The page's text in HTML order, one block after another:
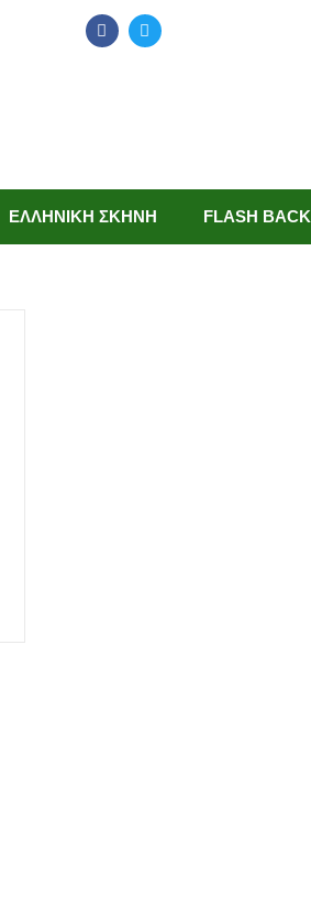
ΕΛΛΗΝΙΚΗ ΣΚΗΝΗ FLASH BACK